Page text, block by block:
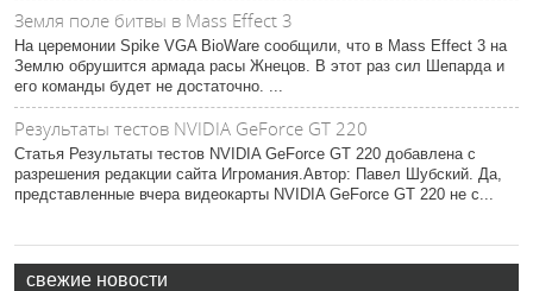
Земля поле битвы в Mass Effect 3
На церемонии Spike VGA BioWare сообщили, что в Mass Effect 3 на
Землю обрушится армада расы Жнецов. В этот раз сил Шепарда и
его команды будет не достаточно. ...
Результаты тестов NVIDIA GeForce GT 220
Статья Результаты тестов NVIDIA GeForce GT 220 добавлена с
разрешения редакции сайта Игромания.Автор: Павел Шубский. Да,
представленные вчера видеокарты NVIDIA GeForce GT 220 не с...
свежие новости